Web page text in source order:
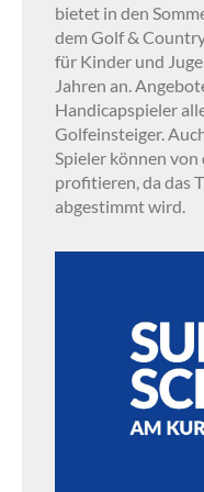
bietet in den
dem Golf &
für Kinder und
Jahren an.
Handicapspieler
Golfeinsteiger.
Spieler können
profitieren, da das
abgestimmt wird.